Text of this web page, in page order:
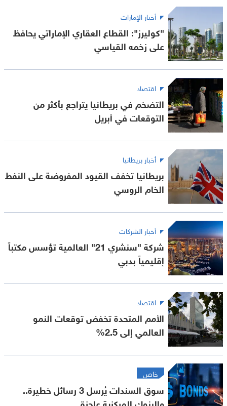
أخبار الإمارات
"كوليرز": القطاع العقاري الإماراتي يحافظ
على زخمه القياسي
اقتصاد
التضخم في بريطانيا يتراجع بأكثر من
التوقعات في أبريل
أخبار بريطانيا
بريطانيا تخفف القيود المفروضة على النفط
الخام الروسي
أخبار الشركات
شركة "سنشري 21" العالمية تؤسس مكتباً
إقليمياً بدبي
اقتصاد
الأمم المتحدة تخفض توقعات النمو
العالمي إلى 2.5%
خاص
سوق السندات يُرسل 3 رسائل خطيرة..